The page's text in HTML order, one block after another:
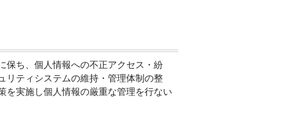
保ち、個人情報への不正アクセス・紛
リティシステムの維持・管理体制の整
を実施し個人情報の厳重な管理を行ない